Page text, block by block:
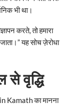
भी था।
करते, तो हमारा
यह सोच ज़ेरोधा
से वृद्धि
Kamath का मानना